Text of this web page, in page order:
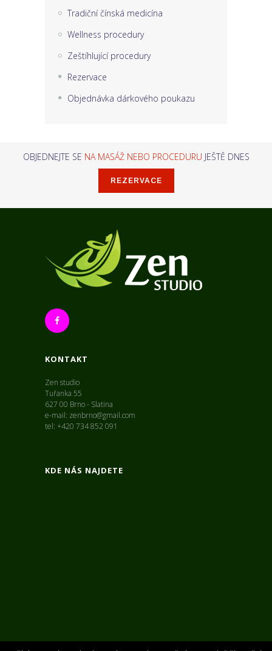
Tradiční čínská medicína
Wellness procedury
Zeštíhlující procedury
Rezervace
Objednávka dárkového poukazu
OBJEDNEJTE SE NA MASÁŽ NEBO PROCEDURU JEŠTĚ DNES
REZERVACE
KONTAKT
Zen studio
Tuřanka 55
627 00 Brno - Slatina
e-mail: zenbrno@gmail.com
tel: +420 734 852 091
KDE NÁS NAJDETE